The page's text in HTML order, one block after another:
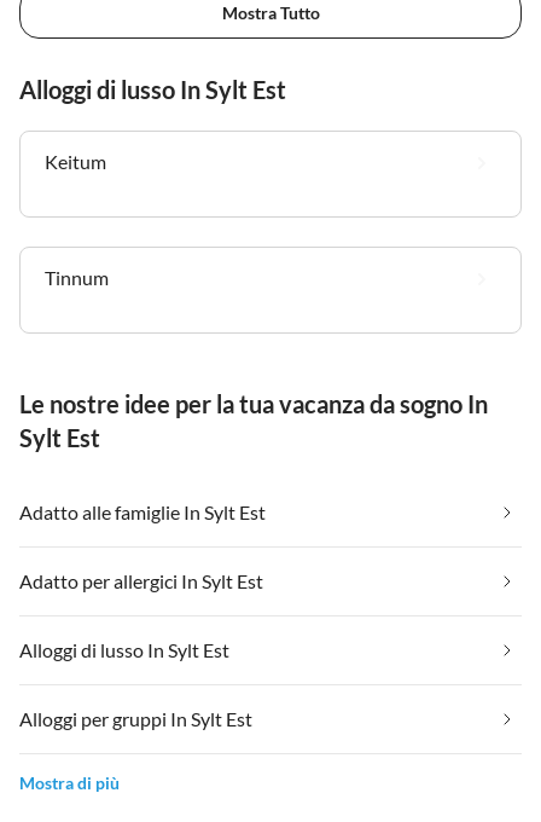
Mostra Tutto
Alloggi di lusso In Sylt Est
Keitum
Tinnum
Le nostre idee per la tua vacanza da sogno In
Sylt Est
Adatto alle famiglie In Sylt Est
Adatto per allergici In Sylt Est
Alloggi di lusso In Sylt Est
Alloggi per gruppi In Sylt Est
Mostra di più